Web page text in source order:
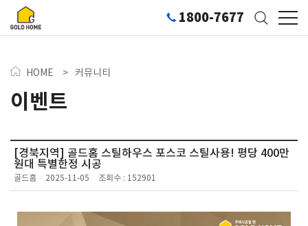
1800-7677
HOME > 커뮤니티
이벤트
[경북지역] 골드홈 스틸하우스 포스코 스틸사용! 평당 400만
원대 특별한정 시공
골드홈 2025-11-05 조회수 : 152901